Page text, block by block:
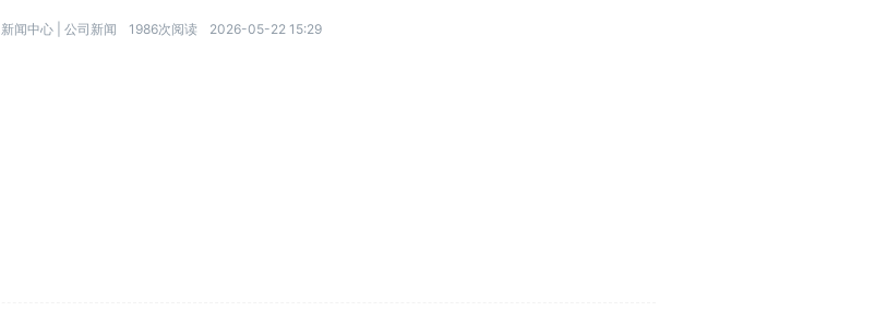
新闻中心 |公司新闻 1986次阅读 2026-05-22 15:29